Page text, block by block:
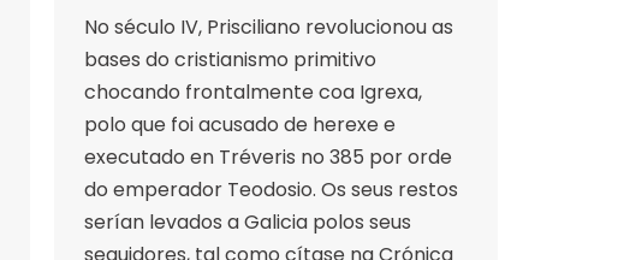
No século IV, Prisciliano revolucionou as
bases do cristianismo primitivo
chocando frontalmente coa Igrexa,
polo que foi acusado de herexe e
executado en Tréveris no 385 por orde
do emperador Teodosio. Os seus restos
serían levados a Galicia polos seus
seguidores, tal como cítase na Crónica